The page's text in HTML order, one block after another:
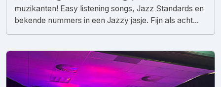
muzikanten! Easy listening songs, Jazz Standards en
bekende nummers in een Jazzy jasje. Fijn als acht...